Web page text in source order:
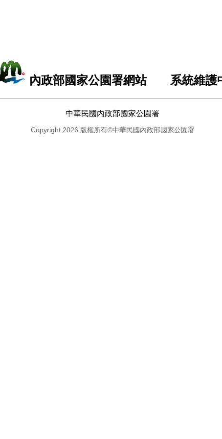
內政部國家公園署網站 系統維護
中華民國內政部國家公園署
Copyright 2026 版權所有©中華民國內政部國家公園署